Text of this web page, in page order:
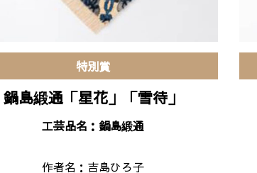
特別賞
鍋島緞通「星花」「雪待」
工芸品名：鍋島緞通
作者名： 吉島ひろ子